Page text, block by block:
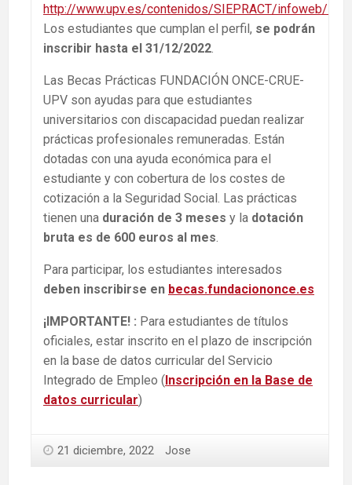
http://www.upv.es/contenidos/SIEPRACT/infoweb/
Los estudiantes que cumplan el perfil, se podrán
inscribir hasta el 31/12/2022.
Las Becas Prácticas FUNDACIÓN ONCE-CRUE-
UPV son ayudas para que estudiantes
universitarios con discapacidad puedan realizar
prácticas profesionales remuneradas. Están
dotadas con una ayuda económica para el
estudiante y con cobertura de los costes de
cotización a la Seguridad Social. Las prácticas
tienen una duración de 3 meses y la dotación
bruta es de 600 euros al mes.
Para participar, los estudiantes interesados
deben inscribirse en becas.fundaciononce.es
¡IMPORTANTE! : Para estudiantes de títulos
oficiales, estar inscrito en el plazo de inscripción
en la base de datos curricular del Servicio
Integrado de Empleo (Inscripción en la Base de
datos curricular)
21 diciembre, 2022 Jose